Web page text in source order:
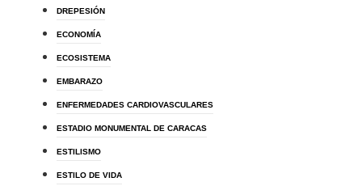
DREPESIÓN
ECONOMÍA
ECOSISTEMA
EMBARAZO
ENFERMEDADES CARDIOVASCULARES
ESTADIO MONUMENTAL DE CARACAS
ESTILISMO
ESTILO DE VIDA